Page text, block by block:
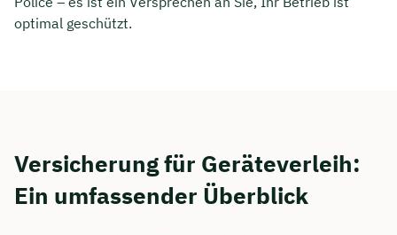
optimal geschützt.
Versicherung für Geräteverleih:
Ein umfassender Überblick